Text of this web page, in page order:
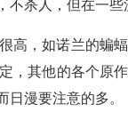
杀人，但在一些
高，如诺兰的蝙
，其他的各个原
漫要注意的多。